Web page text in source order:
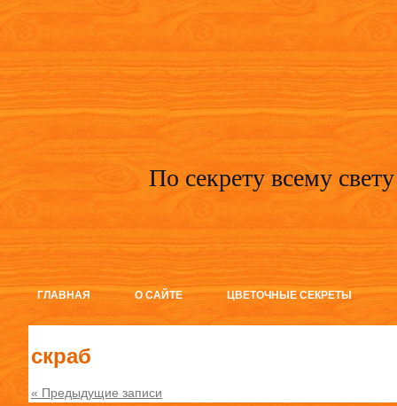
По секрету всему свету
ГЛАВНАЯ О САЙТЕ ЦВЕТОЧНЫЕ СЕКРЕТЫ
скраб
« Предыдущие записи